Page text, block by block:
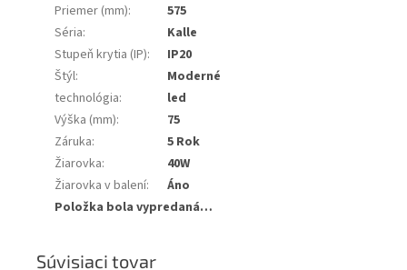
Priemer (mm):
575
Séria:
Kalle
Stupeň krytia (IP):
IP20
Štýl:
Moderné
technológia:
led
Výška (mm):
75
Záruka:
5 Rok
Žiarovka:
40W
Žiarovka v balení:
Áno
Položka bola vypredaná…
Súvisiaci tovar